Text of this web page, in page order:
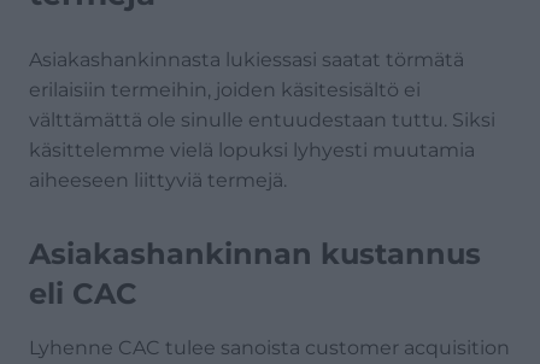
Asiakashankinnasta lukiessasi saatat törmätä
erilaisiin termeihin, joiden käsitesisältö ei
välttämättä ole sinulle entuudestaan tuttu. Siksi
käsittelemme vielä lopuksi lyhyesti muutamia
aiheeseen liittyviä termejä.
Asiakashankinnan kustannus
eli CAC
Lyhenne CAC tulee sanoista customer acquisition